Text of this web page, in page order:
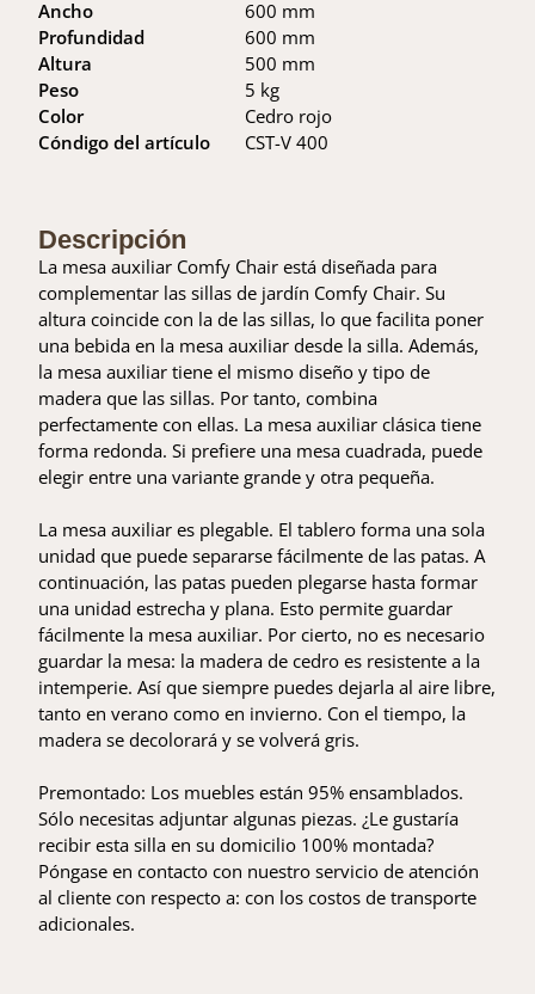
Ancho
Profundidad
Altura
Peso
Color
Cóndigo del artículo
600 mm
600 mm
500 mm
5 kg
Cedro rojo
CST-V 400
Descripción
La mesa auxiliar Comfy Chair está diseñada para
complementar las sillas de jardín Comfy Chair. Su
altura coincide con la de las sillas, lo que facilita poner
una bebida en la mesa auxiliar desde la silla. Además,
la mesa auxiliar tiene el mismo diseño y tipo de
madera que las sillas. Por tanto, combina
perfectamente con ellas. La mesa auxiliar clásica tiene
forma redonda. Si prefiere una mesa cuadrada, puede
elegir entre una variante grande y otra pequeña.
La mesa auxiliar es plegable. El tablero forma una sola
unidad que puede separarse fácilmente de las patas. A
continuación, las patas pueden plegarse hasta formar
una unidad estrecha y plana. Esto permite guardar
fácilmente la mesa auxiliar. Por cierto, no es necesario
guardar la mesa: la madera de cedro es resistente a la
intemperie. Así que siempre puedes dejarla al aire libre,
tanto en verano como en invierno. Con el tiempo, la
madera se decolorará y se volverá gris.
Premontado: Los muebles están 95% ensamblados.
Sólo necesitas adjuntar algunas piezas. ¿Le gustaría
recibir esta silla en su domicilio 100% montada?
Póngase en contacto con nuestro servicio de atención
al cliente con respecto a: con los costos de transporte
adicionales.